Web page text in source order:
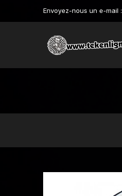
Envoyez-nous un e-mail :